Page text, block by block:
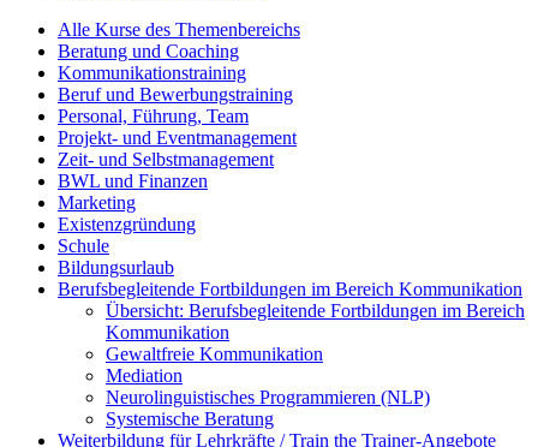
Alle Kurse des Themenbereichs
Beratung und Coaching
Kommunikationstraining
Beruf und Bewerbungstraining
Personal, Führung, Team
Projekt- und Eventmanagement
Zeit- und Selbstmanagement
BWL und Finanzen
Marketing
Existenzgründung
Schule
Bildungsurlaub
Berufsbegleitende Fortbildungen im Bereich Kommunikation
Übersicht: Berufsbegleitende Fortbildungen im Bereich
Kommunikation
Gewaltfreie Kommunikation
Mediation
Neurolinguistisches Programmieren (NLP)
Systemische Beratung
Weiterbildung für Lehrkräfte / Train the Trainer-Angebote